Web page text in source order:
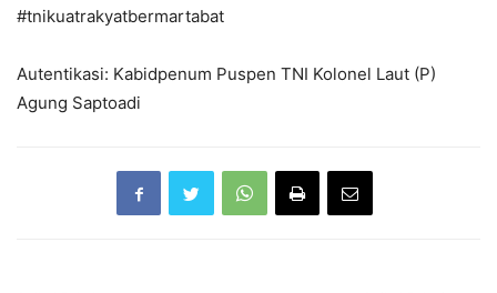
#tnikuatrakyatbermartabat
Autentikasi: Kabidpenum Puspen TNI Kolonel Laut (P)
Agung Saptoadi